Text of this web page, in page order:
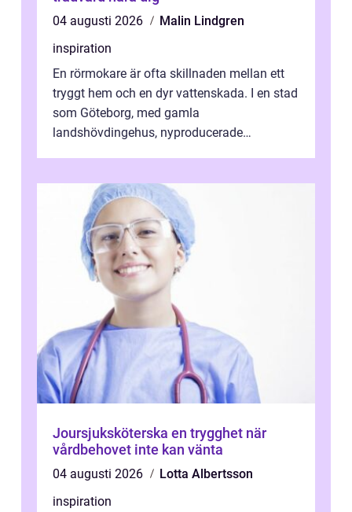
04 augusti 2026
Malin Lindgren
inspiration
En rörmokare är ofta skillnaden mellan ett
tryggt hem och en dyr vattenskada. I en stad
som Göteborg, med gamla
landshövdingehus, nyproducerade
Joursjuksköterska en trygghet när
vårdbehovet inte kan vänta
04 augusti 2026
Lotta Albertsson
inspiration